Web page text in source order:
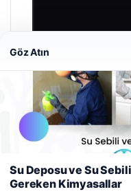
Prenses Night Club
29/04/2026
Web sitemizi nasıl
kullanıyoruz.Çerez
Göz Atın
Su Deposu ve Su
Gereken Kimyasallar